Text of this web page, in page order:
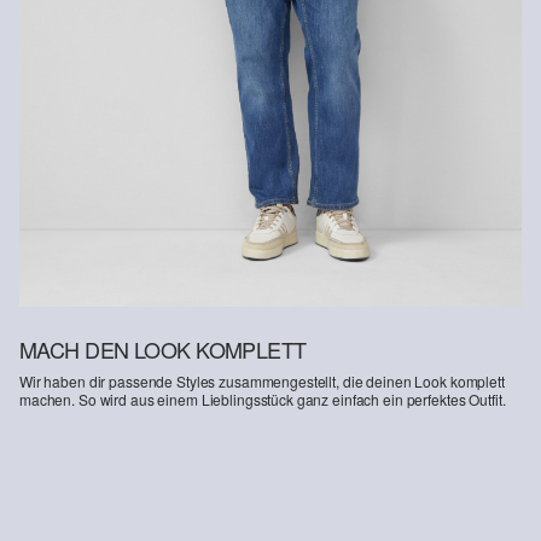
MACH DEN LOOK KOMPLETT
Wir haben dir passende Styles zusammengestellt, die deinen Look komplett
machen. So wird aus einem Lieblingsstück ganz einfach ein perfektes Outfit.